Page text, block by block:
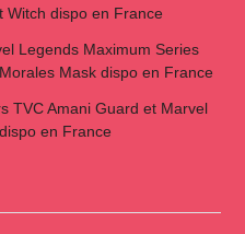
Witch dispo en France
Legends Maximum Series
Mask dispo en France
TVC Amani Guard et Marvel
en France